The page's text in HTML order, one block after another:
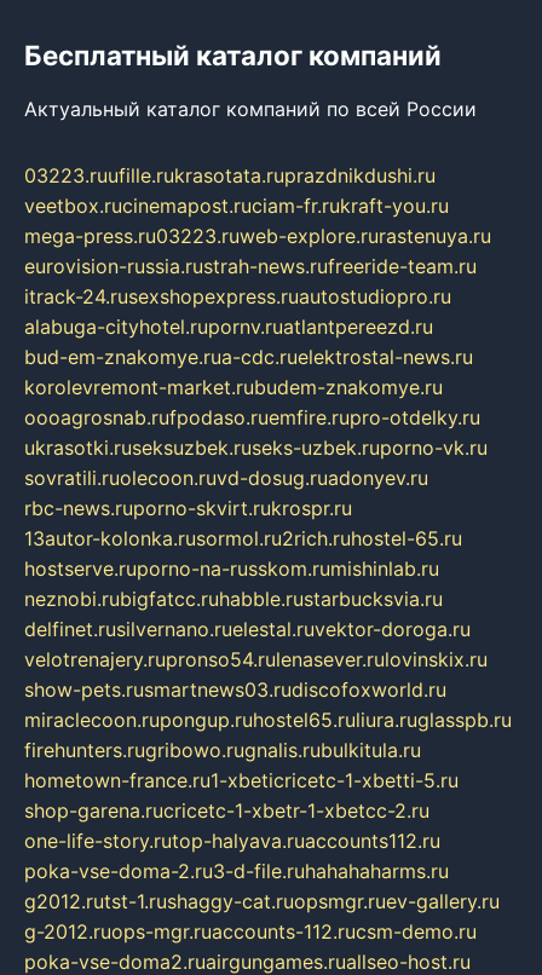
Бесплатный каталог компаний
Актуальный каталог компаний по всей России
03223.ruufille.rukrasotata.ruprazdnikdushi.ru
veetbox.rucinemapost.ruciam-fr.rukraft-you.ru
mega-press.ru03223.ruweb-explore.rurastenuya.ru
eurovision-russia.rustrah-news.rufreeride-team.ru
itrack-24.rusexshopexpress.ruautostudiopro.ru
alabuga-cityhotel.rupornv.ruatlantpereezd.ru
bud-em-znakomye.rua-cdc.ruelektrostal-news.ru
korolevremont-market.rubudem-znakomye.ru
oooagrosnab.rufpodaso.ruemfire.rupro-otdelky.ru
ukrasotki.ruseksuzbek.ruseks-uzbek.ruporno-vk.ru
sovratili.ruolecoon.ruvd-dosug.ruadonyev.ru
rbc-news.ruporno-skvirt.rukrospr.ru
13autor-kolonka.rusormol.ru2rich.ruhostel-65.ru
hostserve.ruporno-na-russkom.rumishinlab.ru
neznobi.rubigfatcc.ruhabble.rustarbucksvia.ru
delfinet.rusilvernano.ruelestal.ruvektor-doroga.ru
velotrenajery.rupronso54.rulenasever.rulovinskix.ru
show-pets.rusmartnews03.rudiscofoxworld.ru
miraclecoon.rupongup.ruhostel65.ruliura.ruglasspb.ru
firehunters.rugribowo.rugnalis.rubulkitula.ru
hometown-france.ru1-xbeticricetc-1-xbetti-5.ru
shop-garena.rucricetc-1-xbetr-1-xbetcc-2.ru
one-life-story.rutop-halyava.ruaccounts112.ru
poka-vse-doma-2.ru3-d-file.ruhahahaharms.ru
g2012.rutst-1.rushaggy-cat.ruopsmgr.ruev-gallery.ru
g-2012.ruops-mgr.ruaccounts-112.rucsm-demo.ru
poka-vse-doma2.ruairgungames.ruallseo-host.ru